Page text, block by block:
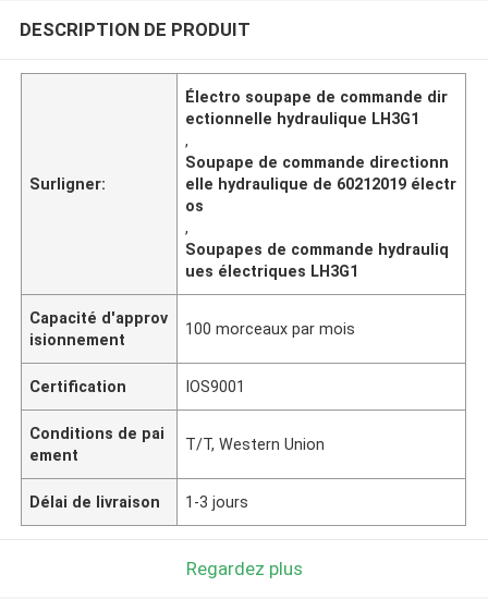
DESCRIPTION DE PRODUIT
Surligner:
Électro soupape de commande dir
ectionnelle hydraulique LH3G1
,
Soupape de commande directionn
elle hydraulique de 60212019 électr
os
,
Soupapes de commande hydrauliq
ues électriques LH3G1
Capacité d'approv
isionnement
100 morceaux par mois
Certification IOS9001
Conditions de pai
ement
T/T, Western Union
Délai de livraison 1-3 jours
Regardez plus